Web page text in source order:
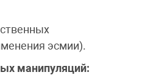
эсмии).
манипуляций: